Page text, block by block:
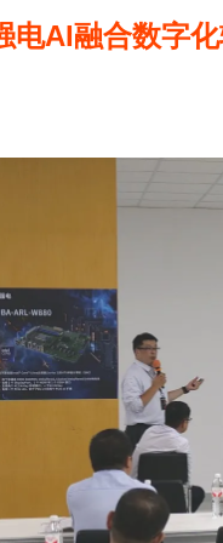
AI融合数字